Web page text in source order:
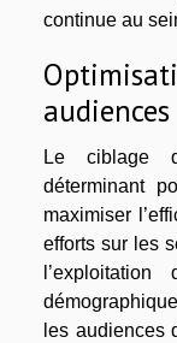
continue au
audiences
Le ciblage
déterminant
maximiser
efforts sur les
les audiences